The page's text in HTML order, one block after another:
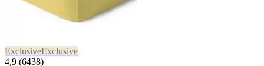
ExclusiveExclusive
4,9 (6438)